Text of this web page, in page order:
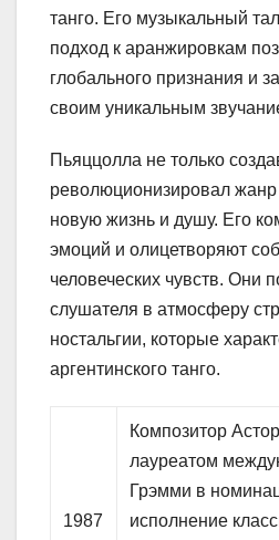
танго. Его музыкальный
подход к аранжировкам
глобального признания и
своим уникальным
Пьяццолла не только
революционизировал жанр
новую жизнь и душу. Его
эмоций и олицетворяют
человеческих чувств. Они
слушателя в атмосферу
ностальгии, которые
аргентинского танго.
1987
Композитор
лауреатом
Грэмми в
исполнение